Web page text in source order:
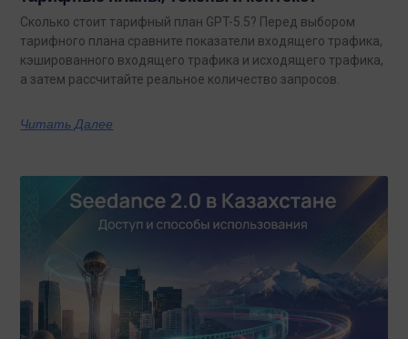
Сколько стоит тарифный план GPT-5.5? Перед выбором
тарифного плана сравните показатели входящего трафика,
кэшированного входящего трафика и исходящего трафика,
а затем рассчитайте реальное количество запросов.
Читать Далее